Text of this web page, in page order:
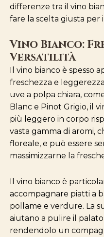
differenze tra il vino
fare la scelta giusta per
Vino Bianco:
Versatilità
Il vino bianco è spesso
freschezza e
uve a polpa chiara,
Blanc e Pinot Grigio, il
più leggero in corpo
vasta gamma di aromi,
floreale, e può essere
massimizzarne la
Il vino bianco è
accompagnare piatti a
pollame e verdure. La
aiutano a pulire il
rendendolo un